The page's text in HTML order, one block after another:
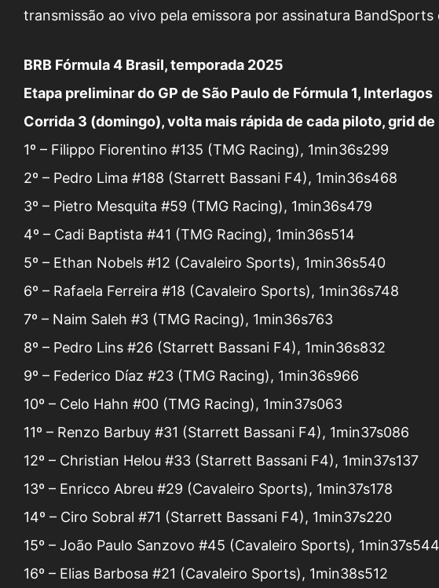
transmissão ao vivo pela emissora por assinatura
BRB Fórmula 4 Brasil, temporada 2025
Etapa preliminar do GP de São Paulo de Fórmula 1, Interlagos
Corrida 3 (domingo), volta mais rápida de cada piloto, grid de
1º – Filippo Fiorentino #135 (TMG Racing), 1min36s299
2º – Pedro Lima #188 (Starrett Bassani F4), 1min36s468
3º – Pietro Mesquita #59 (TMG Racing), 1min36s479
4º – Cadi Baptista #41 (TMG Racing), 1min36s514
5º – Ethan Nobels #12 (Cavaleiro Sports), 1min36s540
6º – Rafaela Ferreira #18 (Cavaleiro Sports), 1min36s748
7º – Naim Saleh #3 (TMG Racing), 1min36s763
8º – Pedro Lins #26 (Starrett Bassani F4), 1min36s832
9º – Federico Díaz #23 (TMG Racing), 1min36s966
10º – Celo Hahn #00 (TMG Racing), 1min37s063
11º – Renzo Barbuy #31 (Starrett Bassani F4), 1min37s086
12º – Christian Helou #33 (Starrett Bassani F4), 1min37s137
13º – Enricco Abreu #29 (Cavaleiro Sports), 1min37s178
14º – Ciro Sobral #71 (Starrett Bassani F4), 1min37s220
15º – João Paulo Sanzovo #45 (Cavaleiro Sports), 1min37s544
16º – Elias Barbosa #21 (Cavaleiro Sports), 1min38s512